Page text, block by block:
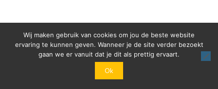
Wij maken gebruik van cookies om jou de beste website
ervaring te kunnen geven. Wanneer je de site verder bezoekt
gaan we er vanuit dat je dit als prettig ervaart.
Ok